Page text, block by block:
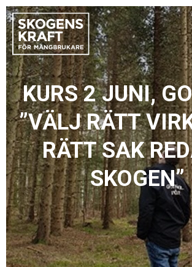
KURS 2 JUNI,
”VÄLJ RÄTT
RÄTT SAK
SKOGEN”